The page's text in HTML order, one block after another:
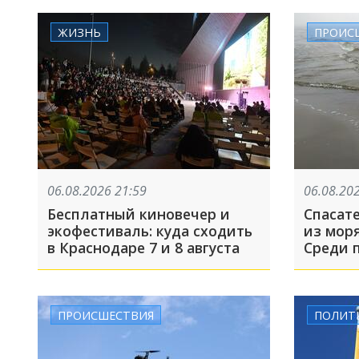
ЖИЗНЬ
06.08.2026 21:59
Бесплатный киновечер и
экофестиваль: куда сходить
в Краснодаре 7 и 8 августа
из
Среди
целая
ПРОИСШЕСТВИЯ